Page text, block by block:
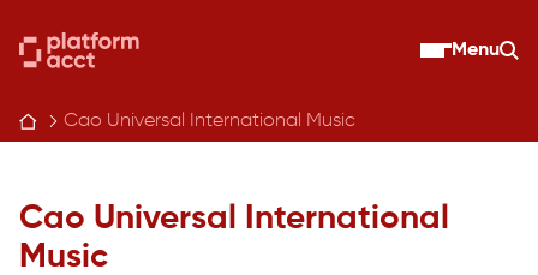
content
Menu
Cao Universal International Music
Cao Universal International
Music